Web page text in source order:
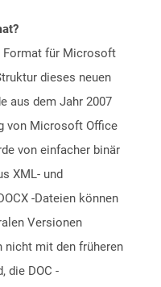
Format für Microsoft
dieses neuen
aus dem Jahr 2007
von Microsoft Office
von einfacher binär
XML- und
-Dateien können
Versionen
nicht mit den früheren
die DOC -